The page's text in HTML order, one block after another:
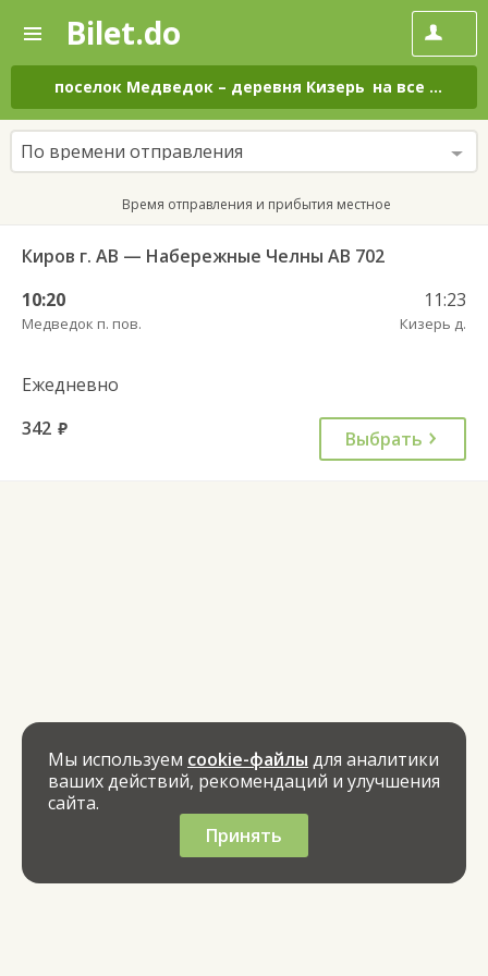
—
Поиск
и
покупка
билетов
на
автобус
онлайн
Bilet.do
поселок Медведок – деревня Кизерь на все дни
По времени отправления
Время отправления и прибытия местное
Киров г. АВ — Набережные Челны АВ 702
10:20
Медведок п. пов.
11:23
Кизерь д.
Ежедневно
342 руб. Выбрать
Мы используем cookie-файлы для аналитики
ваших действий, рекомендаций и улучшения
сайта.
Принять